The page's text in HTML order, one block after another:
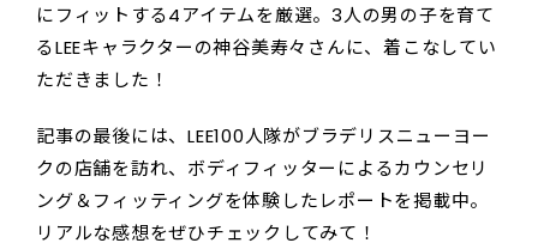
にフィットする4アイテムを厳選。3人の男の子を育て
るLEEキャラクターの神谷美寿々さんに、着こなしてい
ただきました！
記事の最後には、LEE100人隊がブラデリスニューヨー
クの店舗を訪れ、ボディフィッターによるカウンセリ
ング＆フィッティングを体験したレポートを掲載中。
リアルな感想をぜひチェックしてみて！